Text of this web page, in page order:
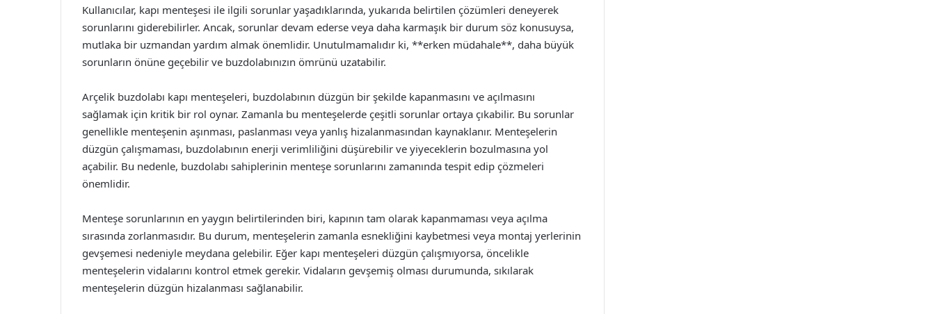
Kullanıcılar, kapı menteşesi ile ilgili sorunlar yaşadıklarında, yukarıda belirtilen çözümleri deneyerek
sorunlarını giderebilirler. Ancak, sorunlar devam ederse veya daha karmaşık bir durum söz konusuysa,
mutlaka bir uzmandan yardım almak önemlidir. Unutulmamalıdır ki, **erken müdahale**, daha büyük
sorunların önüne geçebilir ve buzdolabınızın ömrünü uzatabilir.
Arçelik buzdolabı kapı menteşeleri, buzdolabının düzgün bir şekilde kapanmasını ve açılmasını
sağlamak için kritik bir rol oynar. Zamanla bu menteşelerde çeşitli sorunlar ortaya çıkabilir. Bu sorunlar
genellikle menteşenin aşınması, paslanması veya yanlış hizalanmasından kaynaklanır. Menteşelerin
düzgün çalışmaması, buzdolabının enerji verimliliğini düşürebilir ve yiyeceklerin bozulmasına yol
açabilir. Bu nedenle, buzdolabı sahiplerinin menteşe sorunlarını zamanında tespit edip çözmeleri
önemlidir.
Menteşe sorunlarının en yaygın belirtilerinden biri, kapının tam olarak kapanmaması veya açılma
sırasında zorlanmasıdır. Bu durum, menteşelerin zamanla esnekliğini kaybetmesi veya montaj yerlerinin
gevşemesi nedeniyle meydana gelebilir. Eğer kapı menteşeleri düzgün çalışmıyorsa, öncelikle
menteşelerin vidalarını kontrol etmek gerekir. Vidaların gevşemiş olması durumunda, sıkılarak
menteşelerin düzgün hizalanması sağlanabilir.